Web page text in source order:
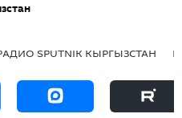
SPUTNIK КЫРГЫЗСТАН